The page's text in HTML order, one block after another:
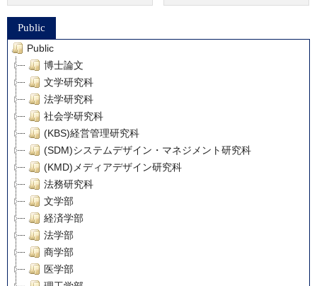
Public
Public
博士論文
文学研究科
法学研究科
社会学研究科
(KBS)経営管理研究科
(SDM)システムデザイン・マネジメント研究科
(KMD)メディアデザイン研究科
法務研究科
文学部
経済学部
法学部
商学部
医学部